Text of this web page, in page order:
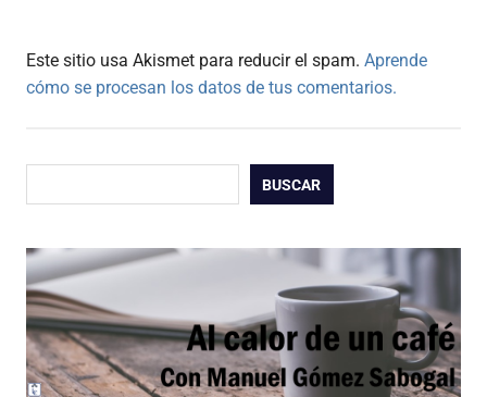
Este sitio usa Akismet para reducir el spam. Aprende
cómo se procesan los datos de tus comentarios.
BUSCAR